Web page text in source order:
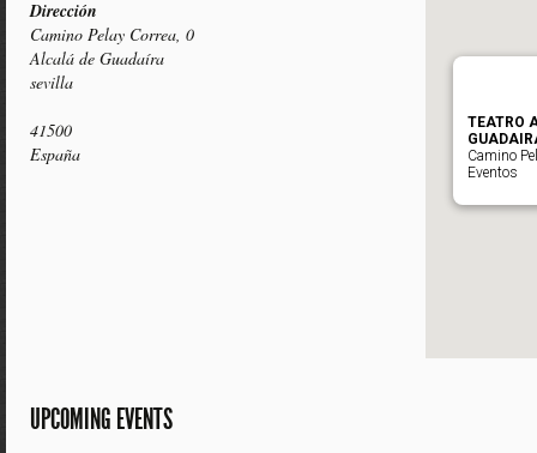
TEATRO
Camino
Eventos
Dirección
Camino Pelay Correa, 0
Alcalá de Guadaíra
sevilla
41500
España
UPCOMING EVENTS